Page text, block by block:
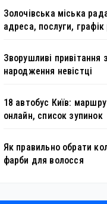
Золочівська міська
адреса, послуги, графік
Зворушливі привітання
народження невістці
18 автобус Київ:
онлайн, список зупинок
Як правильно обрати
фарби для волосся